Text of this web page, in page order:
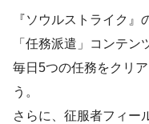
『ソウルストライク
「任務派遣」コンテン
毎日5つの任務をクリ
う。
さらに、征服者フィー